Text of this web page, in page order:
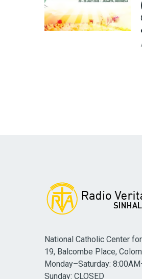
National Catholic Center
19, Balcombe Place,
Monday–Saturday:
Sunday: CLOSED